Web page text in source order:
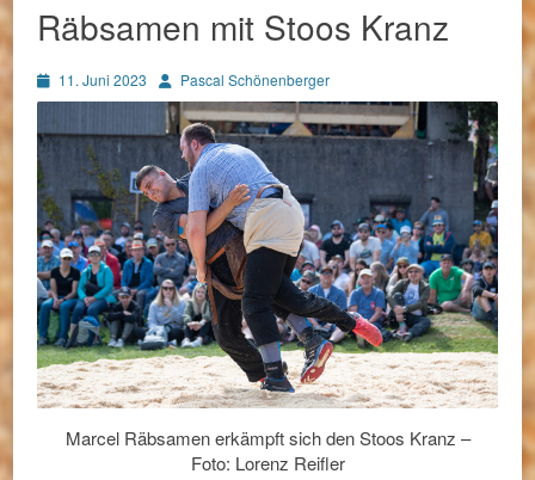
Räbsamen mit Stoos Kranz
Posted
on
11. Juni 2023 AutorPascal Schönenberger
Marcel Räbsamen erkämpft sich den Stoos Kranz –
Foto: Lorenz Reifler